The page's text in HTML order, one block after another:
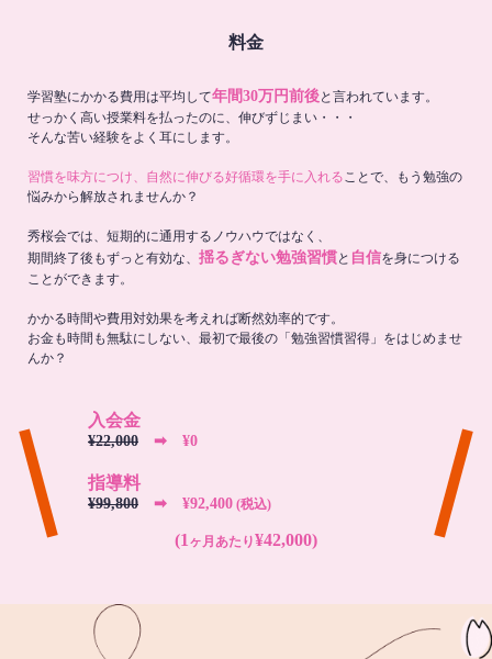
料金
学習塾にかかる費用は平均して年間30万円前後と言われています。
せっかく高い授業料を払ったのに、伸びずじまい・・・
そんな苦い経験をよく耳にします。
習慣を味方につけ、自然に伸びる好循環を手に入れる ことで、もう勉強の
悩みから解放されませんか？
秀桜会では、短期的に通用するノウハウではなく、
期間終了後もずっと有効な、 揺るぎない勉強習慣と 自信を身につける
ことができます。
かかる時間や費用対効果を考えれば断然効率的です。
お金も時間も無駄にしない、最初で最後の「勉強習慣習得」をはじめませ
んか？
入会金
¥22,000 ➡︎ ¥0
指導料
¥99,800 ➡︎ ¥92,400 (税込)
(1 ヶ月あたり¥42,000)